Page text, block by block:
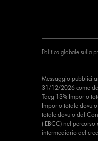
Politica globale sulla
Messaggio
31/12/2026 come
Taeg 13% Importo
Importo totale
totale dovuto dal
(IEBCC) nel
intermediario del